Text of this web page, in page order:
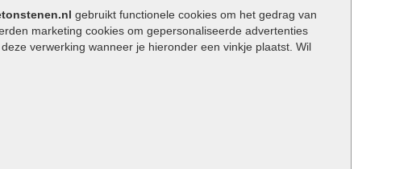
gebruikt functionele cookies om het gedrag van
marketing cookies om gepersonaliseerde advertenties
verwerking wanneer je hieronder een vinkje plaatst. Wil
Opsluitbanden plaatsen
Keerwanden
Traptreden tuin